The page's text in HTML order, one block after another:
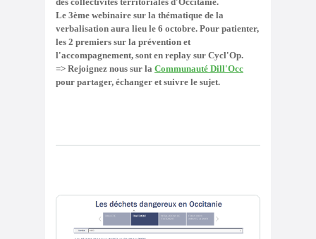
Le 3ème webinaire sur la thématique de la
verbalisation aura lieu le 6 octobre. Pour patienter,
les 2 premiers sur la prévention et
l'accompagnement, sont en replay sur Cycl'Op.
=> Rejoignez nous sur la Communauté Dill'Occ
pour partager, échanger et suivre le sujet.